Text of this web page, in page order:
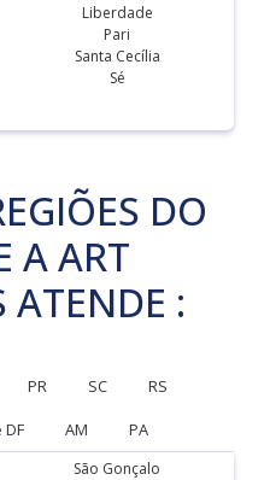
Liberdade
Pari
Santa Cecília
Sé
DO
A ART
ATENDE :
PR SC
RS
DF AM PA
São Gonçalo